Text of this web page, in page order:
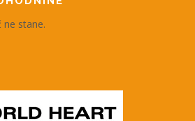
ne stane.